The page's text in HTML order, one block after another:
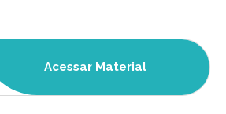
Acessar Material